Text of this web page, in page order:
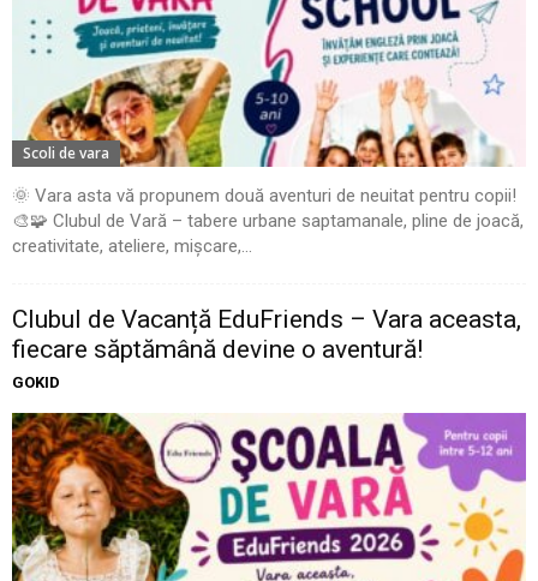
Scoli de vara
🌞 Vara asta vă propunem două aventuri de neuitat pentru copii!
🎨🧩 Clubul de Vară – tabere urbane saptamanale, pline de joacă,
creativitate, ateliere, mișcare,...
Clubul de Vacanță EduFriends – Vara aceasta,
fiecare săptămână devine o aventură!
GOKID